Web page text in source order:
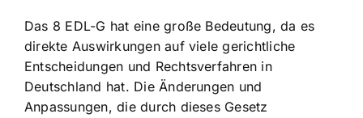
Das 8 EDL-G hat eine große Bedeutung, da es
direkte Auswirkungen auf viele gerichtliche
Entscheidungen und Rechtsverfahren in
Deutschland hat. Die Änderungen und
Anpassungen, die durch dieses Gesetz